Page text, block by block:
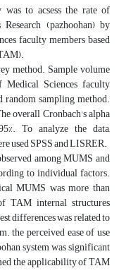
to acsess the rate of
(pazhoohan) by
faculty members based
method. Sample volume
Sciences faculty
sampling method.
overall Cronbach's alpha
To analyze the data,
used SPSS and LISRER.
among MUMS and
to individual factors.
MUMS was more than
TAM internal structures
differences was related to
the perceived ease of use
system was significant
the applicability of TAM